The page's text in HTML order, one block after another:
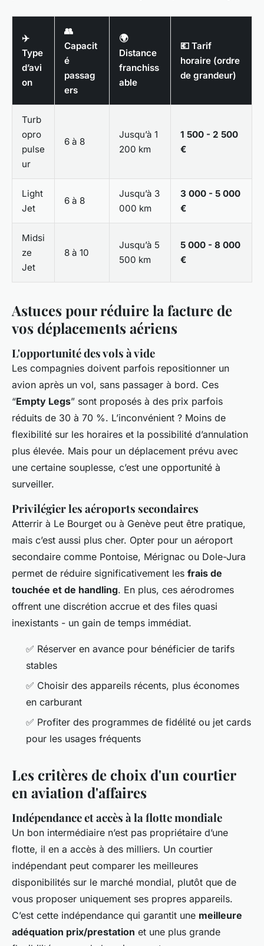
✈️
Type
d’avi
on
👥
Capacit
é
passag
ers
🌍
Distance
franchiss
able
💶 Tarif
horaire (ordre
de grandeur)
Turb
opro
pulse
ur
6 à 8
Jusqu’à 1
200 km
1 500 - 2 500
€
Light
Jet
6 à 8
Jusqu’à 3
000 km
3 000 - 5 000
€
Midsi
ze
Jet
8 à 10
Jusqu’à 5
500 km
5 000 - 8 000
€
Astuces pour réduire la facture de
vos déplacements aériens
L'opportunité des vols à vide
Les compagnies doivent parfois repositionner un
avion après un vol, sans passager à bord. Ces
“Empty Legs” sont proposés à des prix parfois
réduits de 30 à 70 %. L’inconvénient ? Moins de
flexibilité sur les horaires et la possibilité d’annulation
plus élevée. Mais pour un déplacement prévu avec
une certaine souplesse, c’est une opportunité à
surveiller.
Privilégier les aéroports secondaires
Atterrir à Le Bourget ou à Genève peut être pratique,
mais c’est aussi plus cher. Opter pour un aéroport
secondaire comme Pontoise, Mérignac ou Dole-Jura
permet de réduire significativement les frais de
touchée et de handling. En plus, ces aérodromes
offrent une discrétion accrue et des files quasi
inexistants - un gain de temps immédiat.
✅ Réserver en avance pour bénéficier de tarifs
stables
✅ Choisir des appareils récents, plus économes
en carburant
✅ Profiter des programmes de fidélité ou jet cards
pour les usages fréquents
Les critères de choix d'un courtier
en aviation d'affaires
Indépendance et accès à la flotte mondiale
Un bon intermédiaire n’est pas propriétaire d’une
flotte, il en a accès à des milliers. Un courtier
indépendant peut comparer les meilleures
disponibilités sur le marché mondial, plutôt que de
vous proposer uniquement ses propres appareils.
C’est cette indépendance qui garantit une meilleure
adéquation prix/prestation et une plus grande